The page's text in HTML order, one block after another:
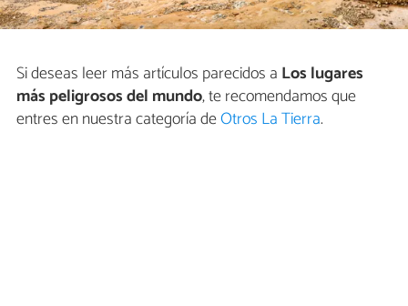
Si deseas leer más artículos parecidos a Los lugares
más peligrosos del mundo, te recomendamos que
entres en nuestra categoría deOtros La Tierra.